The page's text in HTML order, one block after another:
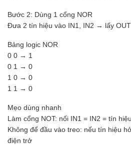
Bước 2: Dùng 1 cổng NOR
Đưa 2 tín hiệu vào IN1, IN2 → lấy OUT
Bảng logic NOR
0 0 → 1
0 1 → 0
1 0 → 0
1 1 → 0
Mẹo dùng nhanh
Làm cổng NOT: nối IN1 = IN2 = tín
Không để đầu vào treo: nếu tín hiệu
điện trở